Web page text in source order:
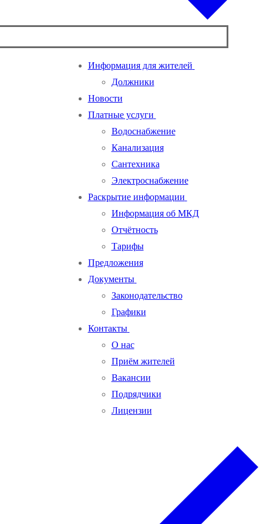
Информация для жителей
Должники
Новости
Платные услуги
Водоснабжение
Канализация
Сантехника
Электроснабжение
Раскрытие информации
Информация об МКД
Отчётность
Тарифы
Предложения
Документы
Законодательство
Графики
Контакты
О нас
Приём жителей
Вакансии
Подрядчики
Лицензии